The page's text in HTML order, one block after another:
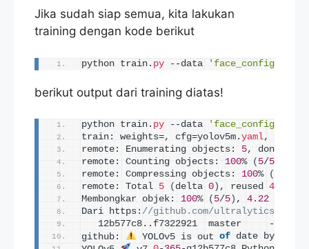
Jika sudah siap semua, kita lakukan
training dengan kode berikut
python train. py --data
berikut output dari training diatas!
python train. py --data
train: weights=, cfg=yolov5m. yaml,
remote: Enumerating objects: 5, done.
remote: Counting objects: 100% ( 5/5
remote: Compressing objects: 100% (
remote: Total 5 ( delta 0 ) , reused 4
Membongkar objek: 100% ( 5/5 ) , 4.22
Dari https: //github.com/ultralytics/
   12b577c8..f7322921  master     -
github:
YOLOv5 is out of date by